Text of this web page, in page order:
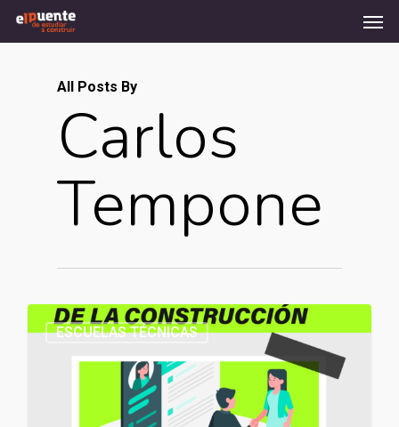
All Posts By
Carlos
Tempone
ESCUELAS TÉCNICAS